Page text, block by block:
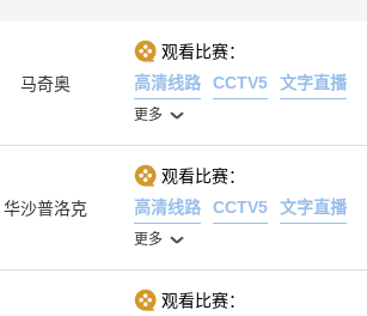
马奇奥
观看比赛：
高清线路
CCTV5 文字直播
更多
华沙普洛克
观看比赛：
高清线路
CCTV5 文字直播
更多
观看比赛：